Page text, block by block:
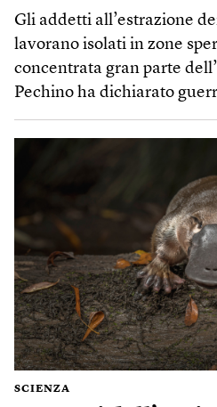
Gli addetti all’estrazione
lavorano isolati in zone
concentrata gran parte
Pechino ha dichiarato
SCIENZA